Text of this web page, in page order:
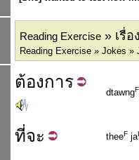
Reading Exercise » เรื่
Reading Exercise » Jokes »
ต้องการ
dtawngF
ที่จะ theeF ja